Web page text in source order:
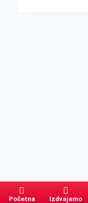
Početna Izdvajamo